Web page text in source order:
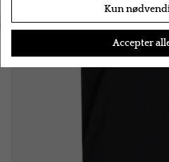
‹ Kun
Accepter